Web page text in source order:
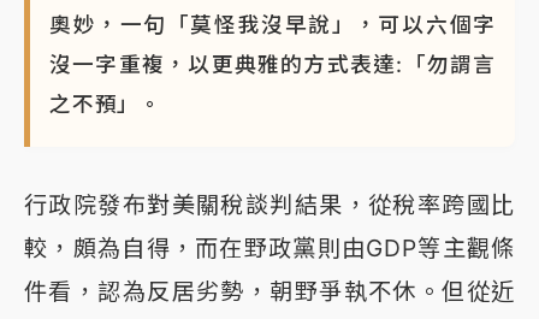
奧妙，一句「莫怪我沒早說」，可以六個字
沒一字重複，以更典雅的方式表達:「勿謂言
之不預」。
行政院發布對美關稅談判結果，從稅率跨國比
較，頗為自得，而在野政黨則由GDP等主觀條
件看，認為反居劣勢，朝野爭執不休。但從近